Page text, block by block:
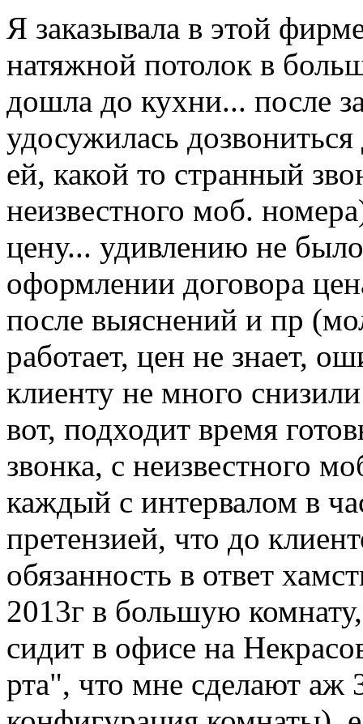
Я заказывала в этой
натяжной потолок в
дошла до кухни... после
удосужилась
ей, какой то странный
неизвестного моб.
цену... удивлению не
оформлении договора
после выяснений и пр
работает, цен не знает,
клиенту не много
вот, подходит время
звонка, с неизвестного
каждый с интервалом в
претензией, что до
обязанность в ответ
2013г в большую
сидит в офисе на
рта", что мне сделают аж